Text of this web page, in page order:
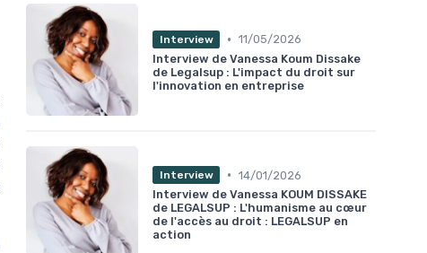
Interview • 11/05/2026
Interview de Vanessa Koum Dissake
de Legalsup : L'impact du droit sur
l'innovation en entreprise
Interview • 14/01/2026
Interview de Vanessa KOUM DISSAKE
de LEGALSUP : L'humanisme au cœur
de l'accès au droit : LEGALSUP en
action